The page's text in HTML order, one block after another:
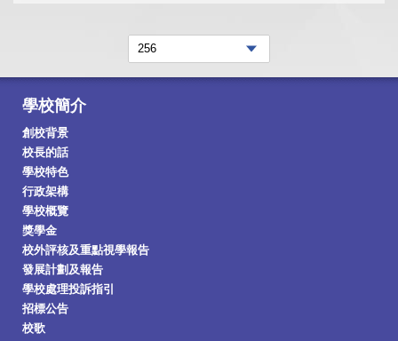
學校簡介
創校背景
校長的話
學校特色
行政架構
學校概覽
獎學金
校外評核及重點視學報告
發展計劃及報告
學校處理投訴指引
招標公告
校歌